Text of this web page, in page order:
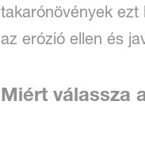
takarónövények
az erózió ellen és
Miért válassza